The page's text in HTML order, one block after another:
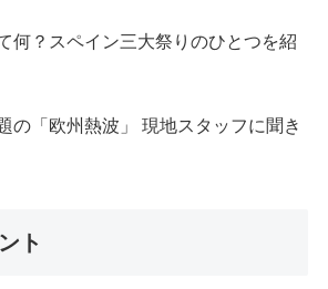
何？スペイン三大祭りのひとつを紹
の「欧州熱波」 現地スタッフに聞き
ト